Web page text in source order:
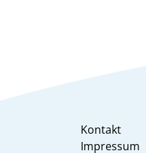
Kontakt
Impressum